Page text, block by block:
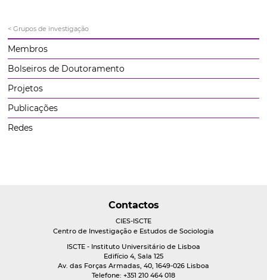
< Grupos de investigação
Membros
Bolseiros de Doutoramento
Projetos
Publicações
Redes
Contactos
CIES-ISCTE
Centro de Investigação e Estudos de Sociologia
ISCTE - Instituto Universitário de Lisboa
Edifício 4, Sala 125
Av. das Forças Armadas, 40, 1649-026 Lisboa
Telefone: +351 210 464 018